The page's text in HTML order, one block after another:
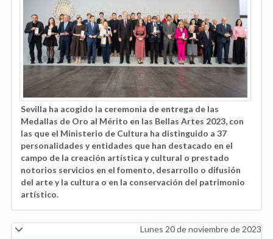
Sevilla ha acogido la ceremonia de entrega de las
Medallas de Oro al Mérito en las Bellas Artes 2023, con
las que el Ministerio de Cultura ha distinguido a 37
personalidades y entidades que han destacado en el
campo de la creación artística y cultural o prestado
notorios servicios en el fomento, desarrollo o difusión
del arte y la cultura o en la conservación del patrimonio
artístico.
Lunes 20 de noviembre de 2023